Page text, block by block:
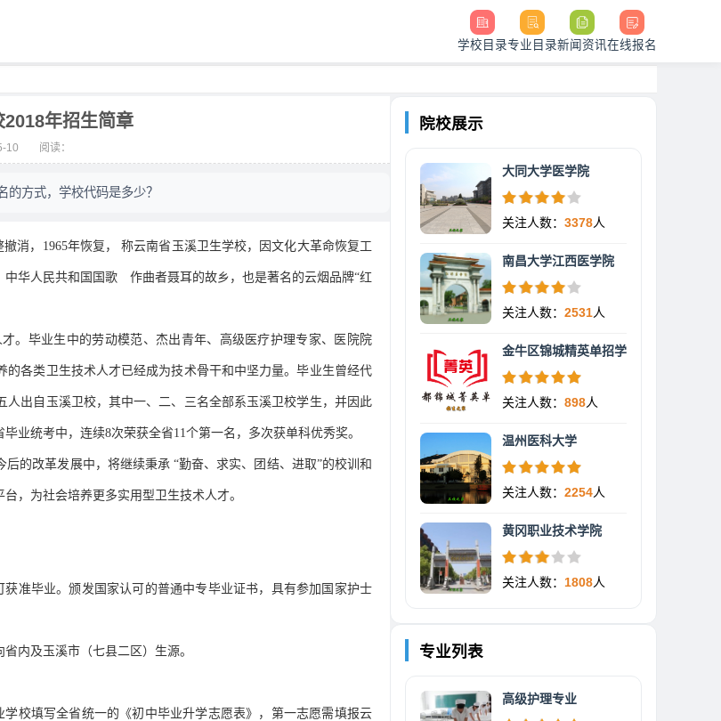
学校目录专业目录新闻资讯在线报名
年招生简章
10 阅读：
方式，学校代码是多少？
消，1965年恢复， 称云南省玉溪卫生学校，因文化大革命恢复工
华人民共和国国歌 作曲者聂耳的故乡，也是著名的云烟品牌“红
。毕业生中的劳动模范、杰出青年、高级医疗护理专家、医院院
各类卫生技术人才已经成为技术骨干和中坚力量。毕业生曾经代
出自玉溪卫校，其中一、二、三名全部系玉溪卫校学生，并因此
业统考中，连续8次荣获全省11个第一名，多次获单科优秀奖。
的改革发展中，将继续秉承 “勤奋、求实、团结、进取”的校训和
，为社会培养更多实用型卫生技术人才。
准毕业。颁发国家认可的普通中专毕业证书，具有参加国家护士
内及玉溪市（七县二区）生源。
校填写全省统一的《初中毕业升学志愿表》，第一志愿需填报云
院校展示
大同大学医学院
关注人数： 3378人
南昌大学江西医学院
关注人数： 2531人
金牛区锦城精英单招学
关注人数： 898人
温州医科大学
关注人数： 2254人
黄冈职业技术学院
关注人数： 1808人
专业列表
高级护理专业